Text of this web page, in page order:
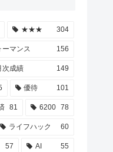
★★★ 304
ーマンス 156
次成績 149
優待 101
81 6200 78
ライフハック 60
57 AI 55